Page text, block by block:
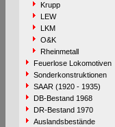
Krupp
LEW
LKM
O&K
Rheinmetall
Feuerlose Lokomotiven
Sonderkonstruktionen
SAAR (1920 - 1935)
DB-Bestand 1968
DR-Bestand 1970
Auslandsbestände